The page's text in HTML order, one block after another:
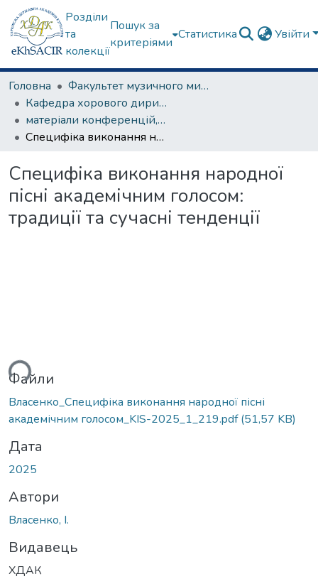
Розділи
та
колекції
Пошук за
критеріями
Статистика Увійти
Головна
Факультет музичного мистецтва
Кафедра хорового диригування та академічного співу
матеріали конференцій, семінарів, круглих столів та ін.
Специфіка виконання народної пісні академічним голосом: традиції та сучасні тенденції
Специфіка виконання народної
пісні академічним голосом:
традиції та сучасні тенденції
Файли
Власенко_Специфіка виконання народної пісні
академічним голосом_KIS-2025_1_219.pdf(51,57 KB)
Дата
2025
Автори
Власенко, І.
Видавець
ХДАК